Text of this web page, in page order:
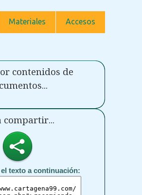
Materiales Accesos
contenidos de
compartir...
texto a continuación: